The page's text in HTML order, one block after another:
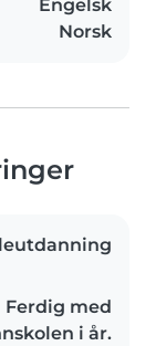
Engelsk
Norsk
Ferdig med
i år.